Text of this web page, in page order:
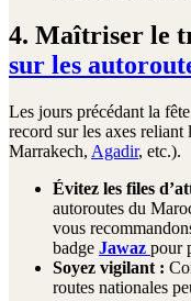
4. Maîtriser le
sur les
Les jours précédant la
record sur les axes reliant
Marrakech, Agadir, etc.).
Évitez les files
autoroutes du
vous
badge Jawaz pour
Soyez vigilant :
routes nationales